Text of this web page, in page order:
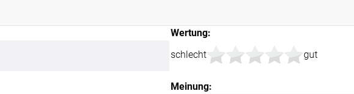
Wertung:
schlecht
gut
Meinung: